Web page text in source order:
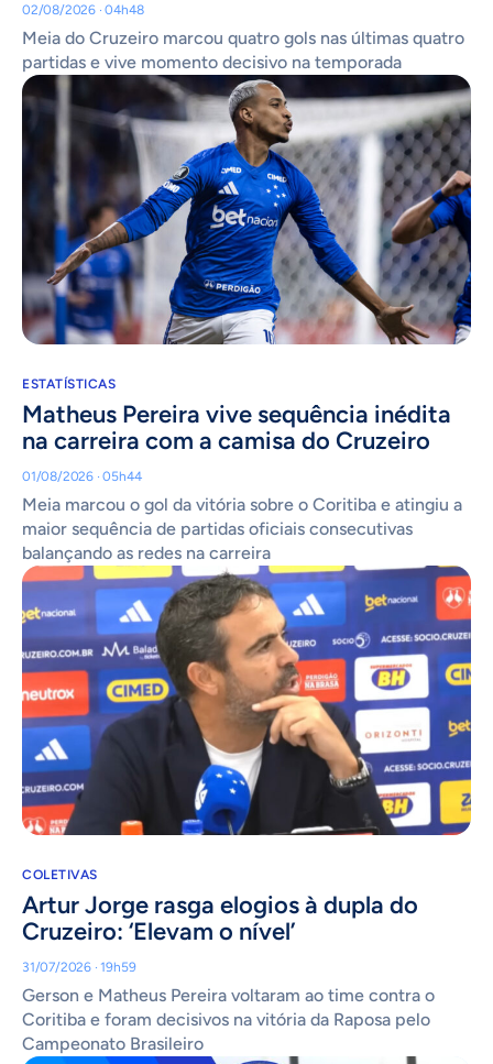
02/08/2026 · 04h48
Meia do Cruzeiro marcou quatro gols nas últimas quatro
partidas e vive momento decisivo na temporada
ESTATÍSTICAS
Matheus Pereira vive sequência inédita
na carreira com a camisa do Cruzeiro
01/08/2026 · 05h44
Meia marcou o gol da vitória sobre o Coritiba e atingiu a
maior sequência de partidas oficiais consecutivas
balançando as redes na carreira
COLETIVAS
Artur Jorge rasga elogios à dupla do
Cruzeiro: ‘Elevam o nível’
31/07/2026 · 19h59
Gerson e Matheus Pereira voltaram ao time contra o
Coritiba e foram decisivos na vitória da Raposa pelo
Campeonato Brasileiro